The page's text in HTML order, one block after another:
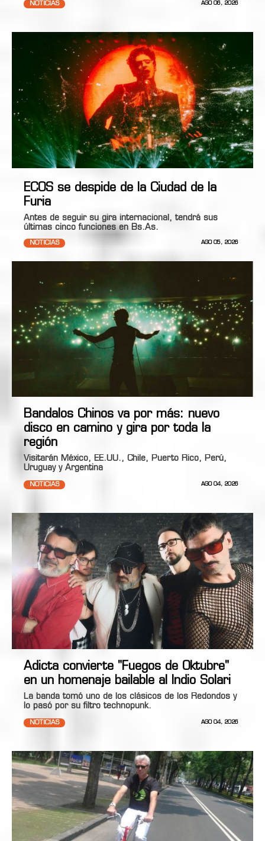
NOTICIAS AGO 06, 2026
ECOS se despide de la Ciudad de la
Furia
Antes de seguir su gira internacional, tendrá sus
últimas cinco funciones en Bs.As.
NOTICIAS AGO 05, 2026
Bandalos Chinos va por más: nuevo
disco en camino y gira por toda la
región
Visitarán México, EE.UU., Chile, Puerto Rico, Perú,
Uruguay y Argentina
NOTICIAS AGO 04, 2026
Adicta convierte "Fuegos de Oktubre"
en un homenaje bailable al Indio Solari
La banda tomó uno de los clásicos de los Redondos y
lo pasó por su filtro technopunk.
NOTICIAS AGO 04, 2026